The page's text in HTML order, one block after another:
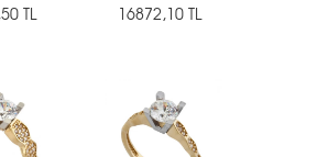
TL 16872,10 TL